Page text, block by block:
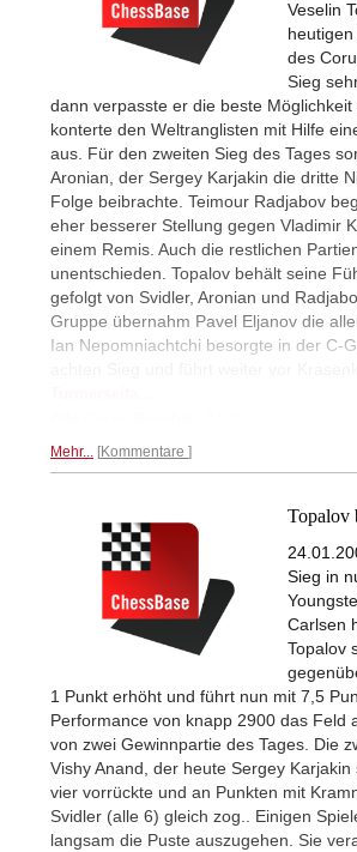
Veselin
des
Sieg
dann verpasste er die beste Möglichkeit
konterte den Weltranglisten mit Hilfe
aus. Für den zweiten Sieg des Tages
Aronian, der Sergey Karjakin die dritte
Folge beibrachte. Teimour Radjabov
eher besserer Stellung gegen Vladimir
einem Remis. Auch die restlichen
unentschieden. Topalov behält seine
gefolgt von Svidler, Aronian und
Gruppe übernahm Pavel Eljanov die
Ian Nepomniachtchi besorgte in der C-
Mehr... Kommentare
Topalov
Sieg in
Carlsen
Topalov
1 Punkt erhöht und führt nun mit 7,5
Performance von knapp 2900 das Feld
von zwei Gewinnpartie des Tages. Die
Vishy Anand, der heute Sergey
vier vorrückte und an Punkten mit
Svidler (alle 6) gleich zog.. Einigen
langsam die Puste auszugehen. Sie